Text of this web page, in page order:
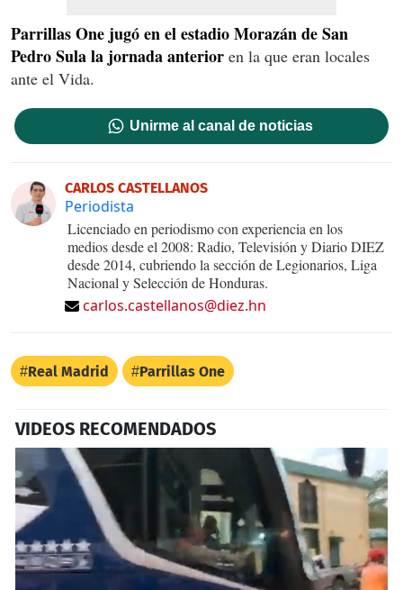
Parrillas One jugó en el estadio Morazán de San
Pedro Sula la jornada anterior en la que eran locales
ante el Vida.
Unirme al canal de noticias
CARLOS CASTELLANOS
Periodista
Licenciado en periodismo con experiencia en los
medios desde el 2008: Radio, Televisión y Diario DIEZ
desde 2014, cubriendo la sección de Legionarios, Liga
Nacional y Selección de Honduras.
carlos.castellanos@diez.hn
Real Madrid Parrillas One
VIDEOS RECOMENDADOS